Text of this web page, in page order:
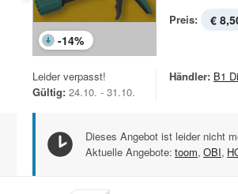
-14%
Preis: €
Leider verpasst!
Gültig: 24.10. - 31.10.
Händler: B1
Dieses Angebot ist leider nicht
Aktuelle Angebote: toom, OBI,